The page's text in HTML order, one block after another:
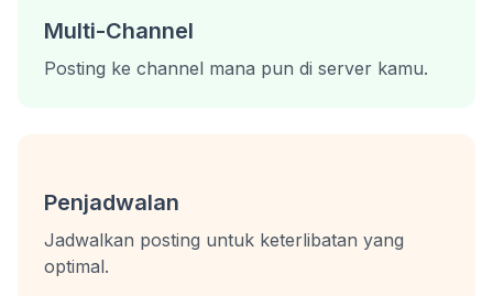
Multi-Channel
Posting ke channel mana pun di server kamu.
Penjadwalan
Jadwalkan posting untuk keterlibatan yang
optimal.